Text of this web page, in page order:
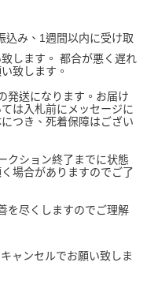
込み、1週間以内に受け取
します。 都合が悪く遅れ
致します。
発送になります。お届け
は入札前にメッセージに
つき、死着保障はござい
クション終了までに状態
場合がありますのでご了
を尽くしますのでご理解
キャンセルでお願い致しま